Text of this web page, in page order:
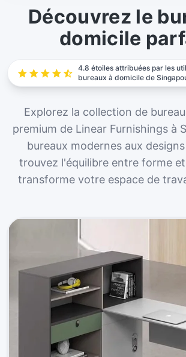
Créez votre espace de travail
gamme premium de bureaux à
Améliorez votre expérience de
Découvrez le
domicile
4.8 étoiles attribuées par les
bureaux à domicile de
Explorez la collection de
premium de Linear Furnishings à
bureaux modernes aux
trouvez l'équilibre entre forme
transforme votre espace de